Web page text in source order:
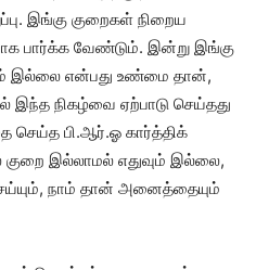
இங்கு குறைகள் நிறைய
பார்க்க வேண்டும். இன்று இங்கு
இல்லை என்பது உண்மை தான்,
இந்த நிகழ்வை ஏற்பாடு செய்தது
செய்த பி.ஆர்.ஓ கார்த்திக்
குறை இல்லாமல் எதுவும் இல்லை,
நாம் தான் அனைத்தையும்